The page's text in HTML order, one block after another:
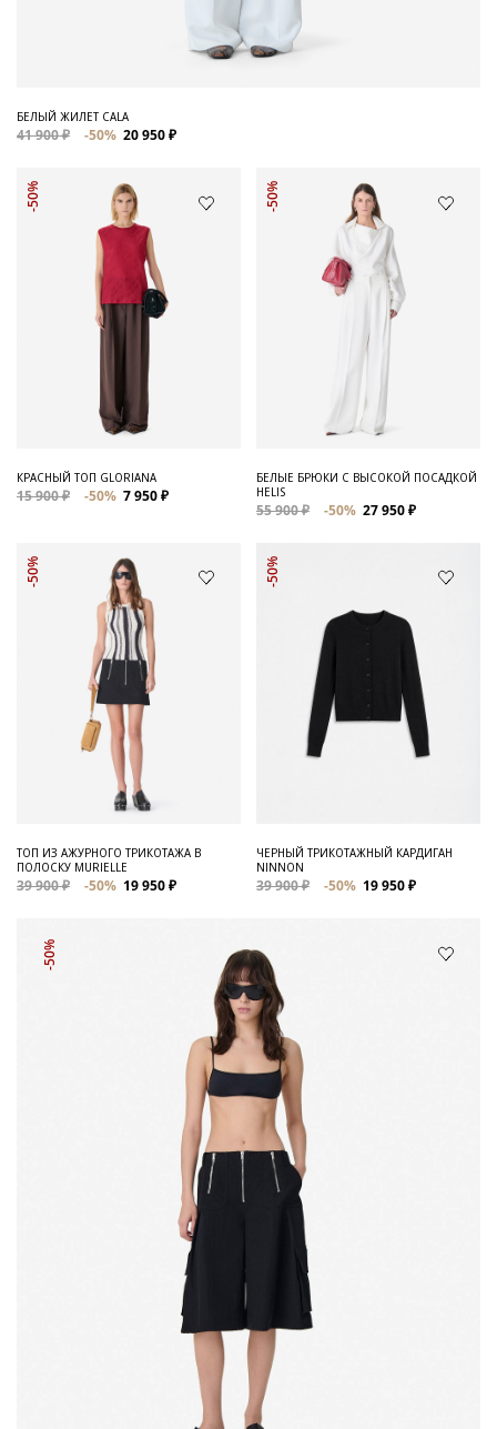
БЕЛЫЙ ЖИЛЕТ CALA
41 900 ₽ -50% 20 950 ₽
-50%
КРАСНЫЙ ТОП GLORIANA
15 900 ₽ -50% 7 950 ₽
-50%
БЕЛЫЕ БРЮКИ С ВЫСОКОЙ ПОСАДКОЙ
HELIS
55 900 ₽ -50% 27 950 ₽
-50%
ТОП ИЗ АЖУРНОГО ТРИКОТАЖА В
ПОЛОСКУ MURIELLE
39 900 ₽ -50% 19 950 ₽
-50%
ЧЕРНЫЙ ТРИКОТАЖНЫЙ КАРДИГАН
NINNON
39 900 ₽ -50% 19 950 ₽
-50%